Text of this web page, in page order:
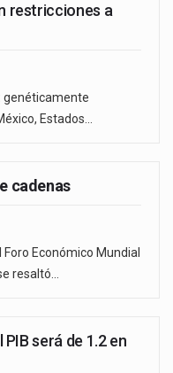
restricciones a
genéticamente
Estados…
cadenas
Económico Mundial
resaltó…
será de 1.2 en